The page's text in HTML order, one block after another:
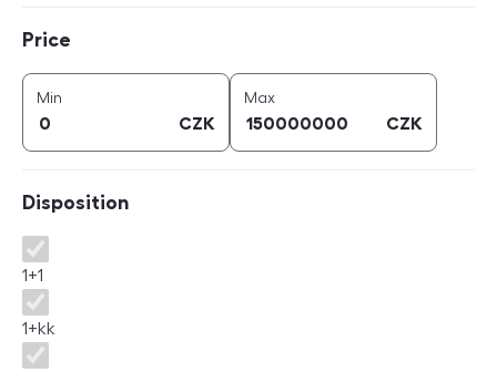
Price
Min
CZK
Maxprice (
CZK
Disposition
Disposition
1+1
1+kk